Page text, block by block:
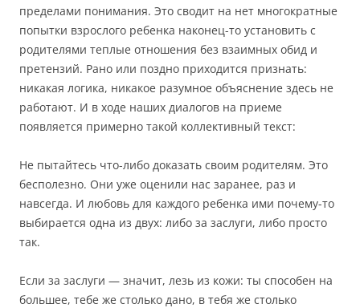
пределами понимания. Это сводит на нет многократные
попытки взрослого ребенка наконец-то установить с
родителями теплые отношения без взаимных обид и
претензий. Рано или поздно приходится признать:
никакая логика, никакое разумное объяснение здесь не
работают. И в ходе наших диалогов на приеме
появляется примерно такой коллективный текст:
Не пытайтесь что-либо доказать своим родителям. Это
бесполезно. Они уже оценили нас заранее, раз и
навсегда. И любовь для каждого ребенка ими почему-то
выбирается одна из двух: либо за заслуги, либо просто
так.
Если за заслуги — значит, лезь из кожи: ты способен на
большее, тебе же столько дано, в тебя же столько